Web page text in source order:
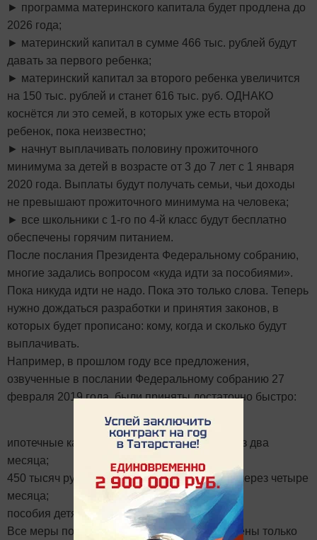
► программа материнского капитала будет продлена до
2026 года;
► материнский капитал в сумме 466 тыс. рублей будут
давать за первого ребенка;
► материнский капитал за второго ребенка увеличится
на 150 тыс. рублей и станет 616 тыс. руб. ОДНАКО
коснётся ли это семей, в которых уже есть второй
ребенок, пока неизвестно;
► начнут выплачивать половину прожиточного
минимума за детей в возрасте от 3 до 7 лет с 1 января
2020 года. Выплаты будут получать семьи, чьи доходы
не превышают прожиточного минимума на человека;
► все школьники с 1-го по 4-й класс будут бесплатно
обеспечены горячим питанием.
После послания Президента Федеральному собранию,
многие задались вопросом «куда идти за пособиями».
Пока никуда идти не надо. Пока это только слова. Теперь
нужно дождаться разработки и принятия законов, в
которых будет прописано: кому, когда и сколько будут
выплачивать.
Например, в прошлом году все предложения,
озвученные в послании Федеральному собранию 27
февраля 2019 года, были приняты достаточно быстро:
ипотечные каникулы: закон был принят через два
месяца;
450 тысяч рублей на ипотеку многодетным: через четыре
месяца;
пособия детям до 3 лет: через пять месяцев.
Все меры поддержки в этот раз предусмотрены только